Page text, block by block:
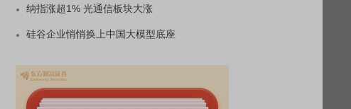
纳指涨超1% 光通信板块大涨
硅谷企业悄悄换上中国大模型底座